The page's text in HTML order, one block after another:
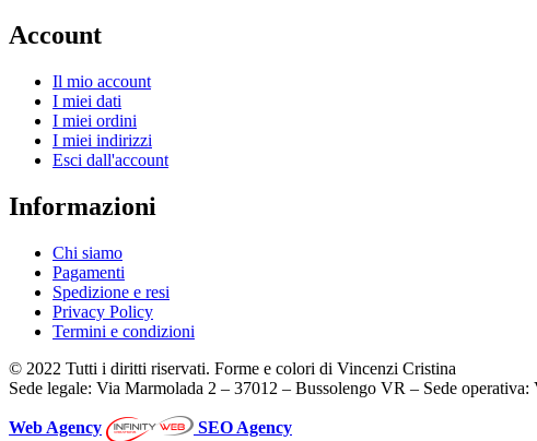
Account
Il mio account
I miei dati
I miei ordini
I miei indirizzi
Esci dall'account
Informazioni
Chi siamo
Pagamenti
Spedizione e resi
Privacy Policy
Termini e condizioni
© 2022 Tutti i diritti riservati. Forme e colori di Vincenzi Cristina
Sede legale: Via Marmolada 2 – 37012 – Bussolengo VR – Sede
Web Agency
SEO Agency